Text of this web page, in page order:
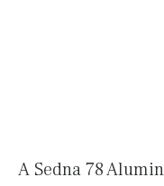
A Sedna 78